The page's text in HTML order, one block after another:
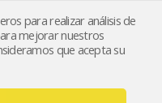
para realizar análisis de
mejorar nuestros
que acepta su